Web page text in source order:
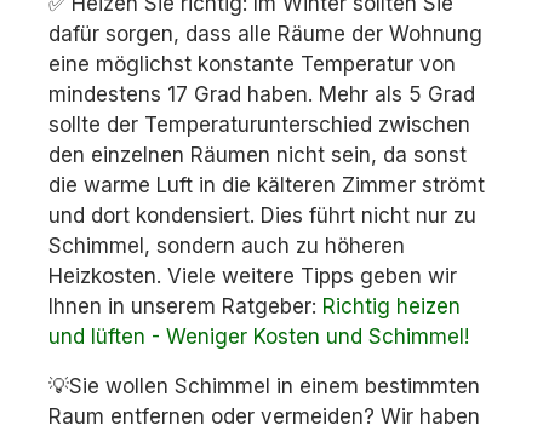
dafür sorgen, dass alle Räume der Wohnung
eine möglichst konstante Temperatur von
mindestens 17 Grad haben. Mehr als 5 Grad
sollte der Temperaturunterschied zwischen
den einzelnen Räumen nicht sein, da sonst
die warme Luft in die kälteren Zimmer strömt
und dort kondensiert. Dies führt nicht nur zu
Schimmel, sondern auch zu höheren
Heizkosten. Viele weitere Tipps geben wir
Ihnen in unserem Ratgeber: Richtig heizen
und lüften - Weniger Kosten und Schimmel!
💡Sie wollen Schimmel in einem bestimmten
Raum entfernen oder vermeiden? Wir haben